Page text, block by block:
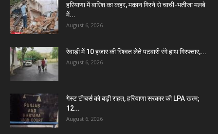
हरियाणा में बारिश का कहर, मकान गिरने से चाची-भतीजा मलबे
में...
August 6, 2026
रेवाड़ी में 10 हजार की रिश्वत लेते पटवारी रंगे हाथ गिरफ्तार,...
August 6, 2026
गेस्ट टीचर्स को बड़ी राहत, हरियाणा सरकार की LPA खत्म;
12...
August 6, 2026